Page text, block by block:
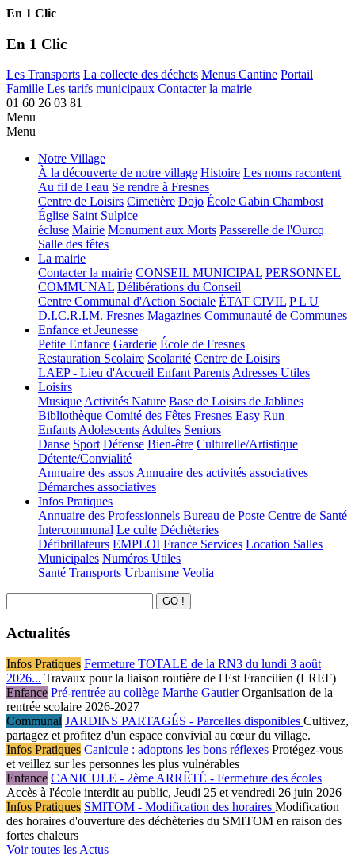
En 1 Clic
En 1 Clic
Les Transports La collecte des déchets Menus Cantine Portail
Famille Les tarifs municipaux Contacter la mairie
01 60 26 03 81
Menu
Menu
Notre Village
À la découverte de notre village Histoire Les noms racontent
Au fil de l'eau Se rendre à Fresnes
Centre de Loisirs Cimetière Dojo École Gabin Chambost
Église Saint Sulpice
écluse Mairie Monument aux Morts Passerelle de l'Ourcq
Salle des fêtes
La mairie
Contacter la mairie CONSEIL MUNICIPAL PERSONNEL
COMMUNAL Délibérations du Conseil
Centre Communal d'Action Sociale ÉTAT CIVIL P L U
D.I.C.R.I.M. Fresnes Magazines Communauté de Communes
Enfance et Jeunesse
Petite Enfance Garderie École de Fresnes
Restauration Scolaire Scolarité Centre de Loisirs
LAEP - Lieu d'Accueil Enfant ParentsAdresses Utiles
Loisirs
MusiqueActivités Nature Base de Loisirs de Jablines
Bibliothèque Comité des Fêtes Fresnes Easy Run
EnfantsAdolescentsAdultes Seniors
Danse Sport Défense Bien-être Culturelle/Artistique
Détente/Convialité
Annuaire des assosAnnuaire des activités associatives
Démarches associatives
Infos Pratiques
Annuaire des Professionnels Bureau de Poste Centre de Santé
Intercommunal Le culte Déchèteries
Défibrillateurs EMPLOI France Services Location Salles
Municipales Numéros Utiles
Santé Transports Urbanisme Veolia
Actualités
Infos Pratiques Fermeture TOTALE de la RN3 du lundi 3 août
2026... Travaux pour la liaison routière de l'Est Francilien (LREF)
Enfance Pré-rentrée au collège Marthe GautierOrganisation de la
rentrée scolaire 2026-2027
Communal JARDINS PARTAGÉS - Parcelles disponibles Cultivez,
partagez et profitez d'un espace convivial au cœur du village.
Infos Pratiques Canicule : adoptons les bons réflexes Protégez-vous
et veillez sur les personnes les plus vulnérables
Enfance CANICULE - 2ème ARRÊTÉ - Fermeture des écoles
Accès à l'école interdit au public, Jeudi 25 et vendredi 26 juin 2026
Infos Pratiques SMITOM - Modification des horaires Modification
des horaires d'ouverture des déchèteries du SMITOM en raison des
fortes chaleurs
Voir toutes les Actus